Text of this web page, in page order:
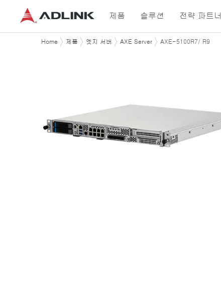
제품 솔루션 전략 파트너
Home 제품 엣지 서버 AXE Server AXE-5100R7/ R9